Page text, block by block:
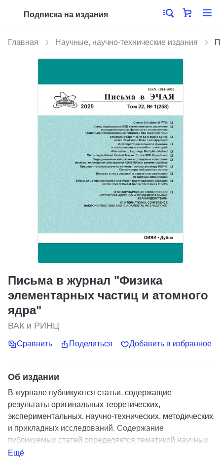
Подписка на издания
Главная Научные, научно-технические издания
Письма в журнал "Физика
элементарных частиц и атомного
ядра"
ВАК и РИНЦ
Сравнить Поделиться Добавить в избранное
Об издании
В журнале публикуются статьи, содержащие
результаты оригинальных теоретических,
экспериментальных, научно-технических, методических
и прикладных исследований. Содержание
публикуемых статей определяется тематикой научных
исследований: теоретическая физика, физика
Ещё